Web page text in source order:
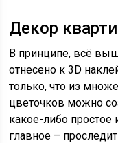
Декор
В принципе, всё
отнесено к 3D
только, что из
цветочков можно
какое-либо простое
главное –